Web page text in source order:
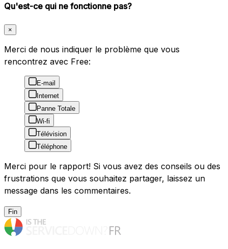
Qu'est-ce qui ne fonctionne pas?
×
Merci de nous indiquer le problème que vous
rencontrez avec Free:
E-mail
Internet
Panne Totale
Wi-fi
Télévision
Téléphone
Merci pour le rapport! Si vous avez des conseils ou des
frustrations que vous souhaitez partager, laissez un
message dans les commentaires.
Fin